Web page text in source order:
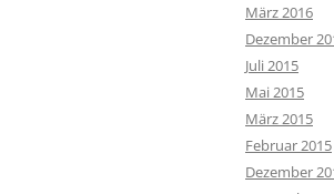
März 2016
Dezember
Juli 2015
Mai 2015
März 2015
Februar 2015
Dezember